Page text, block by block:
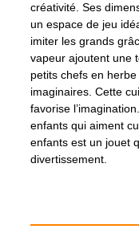
créativité. Ses
un espace de jeu
imiter les grands
vapeur ajoutent une
petits chefs en
imaginaires. Cette
favorise
enfants qui aiment
enfants est un jouet
divertissement.